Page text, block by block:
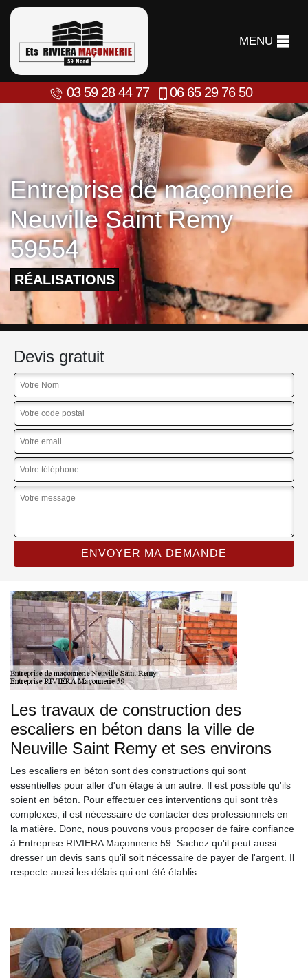
MENU
03 59 28 44 77 06 65 29 76 50
Entreprise de maçonnerie
Neuville Saint Remy
59554
RÉALISATIONS
Devis gratuit
Les travaux de construction des
escaliers en béton dans la ville de
Neuville Saint Remy et ses environs
Les escaliers en béton sont des constructions qui sont
essentielles pour aller d'un étage à un autre. Il est possible qu'ils
soient en béton. Pour effectuer ces interventions qui sont très
complexes, il est nécessaire de contacter des professionnels en
la matière. Donc, nous pouvons vous proposer de faire confiance
à Entreprise RIVIERA Maçonnerie 59. Sachez qu'il peut aussi
dresser un devis sans qu'il soit nécessaire de payer de l'argent. Il
respecte aussi les délais qui ont été établis.